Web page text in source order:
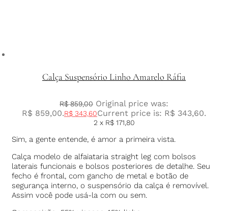
Calça Suspensório Linho Amarelo Ráfia
R$859,00 Original price was:
R$ 859,00.R$ 343,60Current price is: R$ 343,60.
2 x R$171,80
Sim, a gente entende, é amor a primeira vista.
Calça modelo de alfaiataria straight leg com bolsos
laterais funcionais e bolsos posteriores de detalhe. Seu
fecho é frontal, com gancho de metal e botão de
segurança interno, o suspensório da calça é removível.
Assim você pode usá-la com ou sem.